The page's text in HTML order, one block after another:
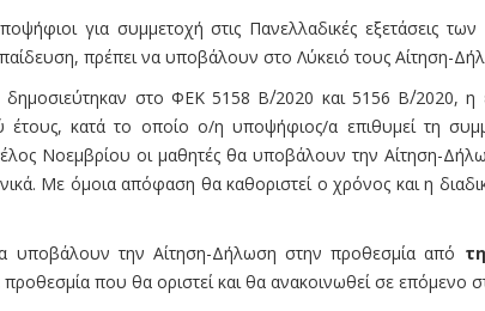
για συμμετοχή στις Πανελλαδικές εξετάσεις
πρέπει να υποβάλουν στο Λύκειό τους Αίτηση-
στο ΦΕΚ 5158 Β΄/2020 και 5156 Β΄/2020, η
κατά το οποίο ο/η υποψήφιος/α επιθυμεί τη
Νοεμβρίου οι μαθητές θα υποβάλουν την Αίτηση-
Με όμοια απόφαση θα καθοριστεί ο χρόνος και η
υποβάλουν την Αίτηση-Δήλωση στην προθεσμία από
που θα οριστεί και θα ανακοινωθεί σε επόμενο